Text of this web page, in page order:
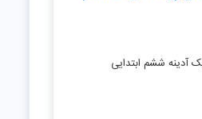
آدینه ششم ابتدایی